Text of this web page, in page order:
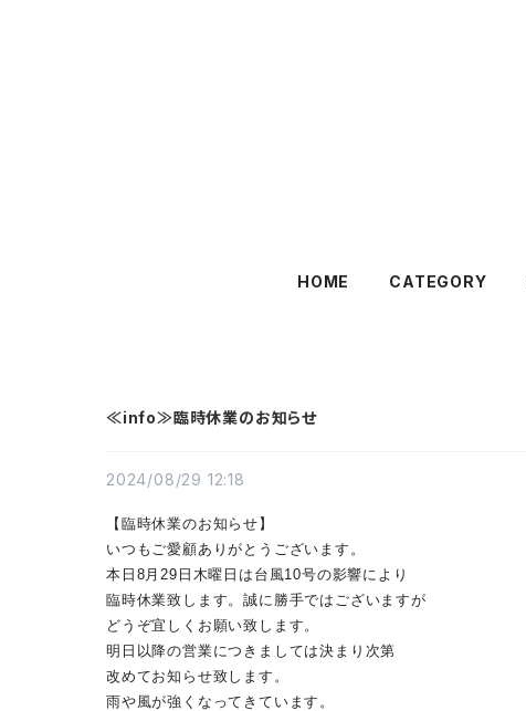
HOME CATEGORY
≪info≫臨時休業のお知らせ
2024/08/29 12:18
【臨時休業のお知らせ】
いつもご愛顧ありがとうございます。
本日8月29日木曜日は台風10号の影響により
臨時休業致します。誠に勝手ではございますが
どうぞ宜しくお願い致します。
明日以降の営業につきましては決まり次第
改めてお知らせ致します。
雨や風が強くなってきています。